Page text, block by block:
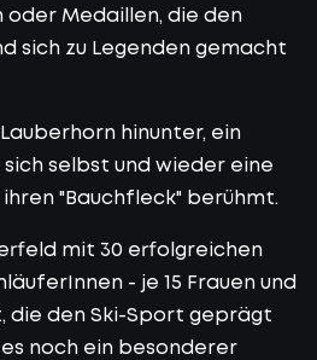
oder Medaillen, die den
sich zu Legenden gemacht
hinunter, ein
selbst und wieder eine
"Bauchfleck" berühmt.
mit 30 erfolgreichen
- je 15 Frauen und
die den Ski-Sport geprägt
es noch ein besonderer